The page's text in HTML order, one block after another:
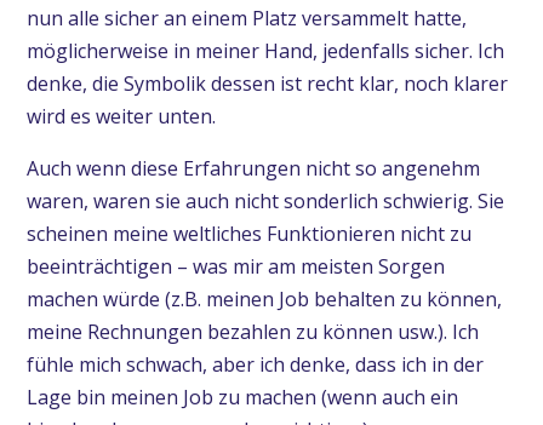
nun alle sicher an einem Platz versammelt hatte,
möglicherweise in meiner Hand, jedenfalls sicher. Ich
denke, die Symbolik dessen ist recht klar, noch klarer
wird es weiter unten.
Auch wenn diese Erfahrungen nicht so angenehm
waren, waren sie auch nicht sonderlich schwierig. Sie
scheinen meine weltliches Funktionieren nicht zu
beeinträchtigen – was mir am meisten Sorgen
machen würde (z.B. meinen Job behalten zu können,
meine Rechnungen bezahlen zu können usw.). Ich
fühle mich schwach, aber ich denke, dass ich in der
Lage bin meinen Job zu machen (wenn auch ein